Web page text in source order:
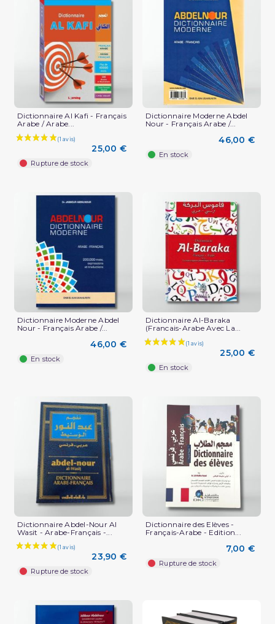
Dictionnaire Al Kafi - Français
Arabe / Arabe...
25,00 €
Rupture de stock
Dictionnaire Moderne Abdel
Nour - Français Arabe /...
46,00 €
En stock
Dictionnaire Moderne Abdel
Nour - Français Arabe /...
46,00 €
En stock
Dictionnaire Al-Baraka
(Francais-Arabe Avec La...
25,00 €
En stock
Dictionnaire Abdel-Nour Al
Wasit - Arabe-Français -...
23,90 €
Rupture de stock
Dictionnaire des Elèves -
Français-Arabe - Edition...
7,00 €
Rupture de stock